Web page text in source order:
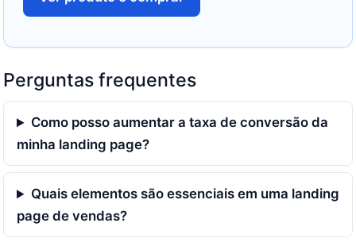
Perguntas frequentes
Como posso aumentar a taxa de conversão da
minha landing page?
Quais elementos são essenciais em uma landing
page de vendas?